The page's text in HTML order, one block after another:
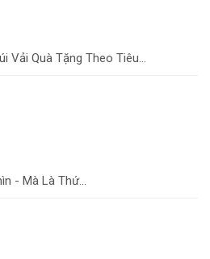
Vải Quà Tặng Theo Tiêu...
- Mà Là Thứ...